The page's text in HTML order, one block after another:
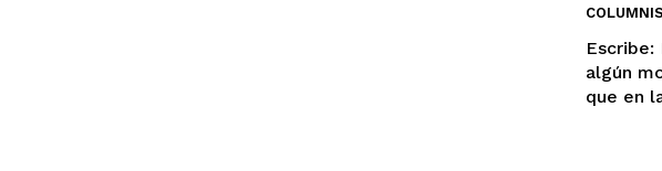
Escribe: Ps.
algún
que en